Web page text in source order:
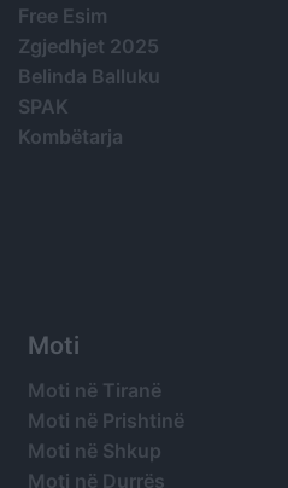
Free Esim
Zgjedhjet 2025
Belinda Balluku
SPAK
Kombëtarja
Moti
Moti në Tiranë
Moti në Prishtinë
Moti në Shkup
Moti në Durrës